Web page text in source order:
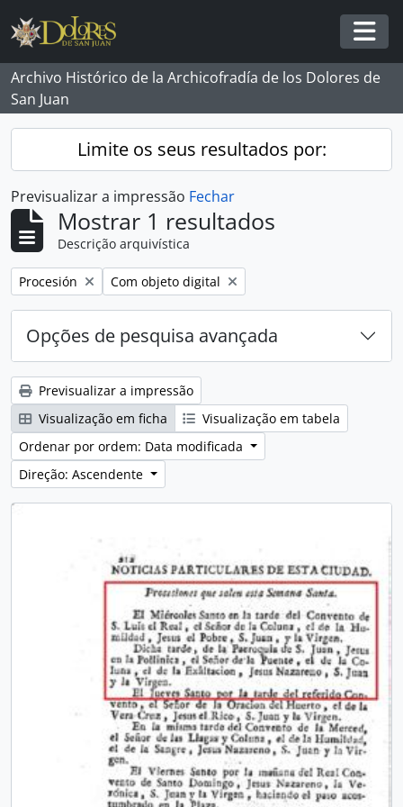
Skip to main content
Archivo Histórico de la Archicofradía de los Dolores de
San Juan
Limite os seus resultados por:
Previsualizar a impressão Fechar
Mostrar 1 resultados
Descrição arquivística
Remover filtro:
Procesión Remover filtro:
Com objeto digital
Opções de pesquisa avançada
Previsualizar a impressão
Visualização em ficha
Visualização em tabela
Ordenar por ordem: Data modificada
Direção: Ascendente